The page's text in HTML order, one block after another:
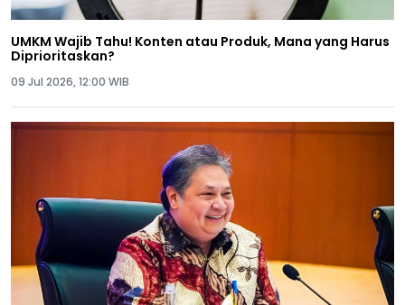
UMKM Wajib Tahu! Konten atau Produk, Mana yang Harus
Diprioritaskan?
09 Jul 2026, 12:00 WIB